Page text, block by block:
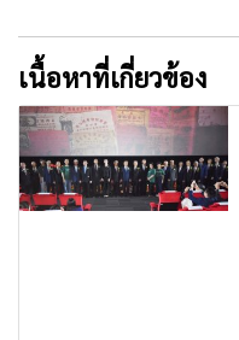
เนื้อหาที่เกี่ยวข้อง